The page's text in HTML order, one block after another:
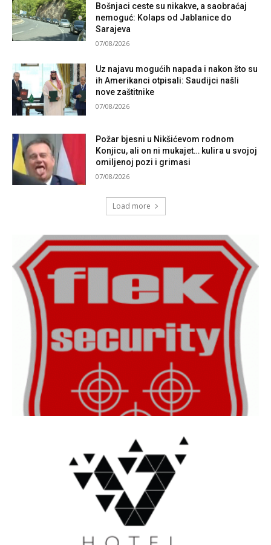
Bošnjaci ceste su nikakve, a saobraćaj
nemoguć: Kolaps od Jablanice do
Sarajeva
07/08/2026
Uz najavu mogućih napada i nakon što su
ih Amerikanci otpisali: Saudijci našli
nove zaštitnike
07/08/2026
Požar bjesni u Nikšićevom rodnom
Konjicu, ali on ni mukajet… kulira u svojoj
omiljenoj pozi i grimasi
07/08/2026
Load more